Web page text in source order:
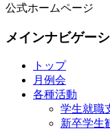
公式ホームページ
メインナビゲー
トップ
月例会
各種活動
学生就職
新卒学生